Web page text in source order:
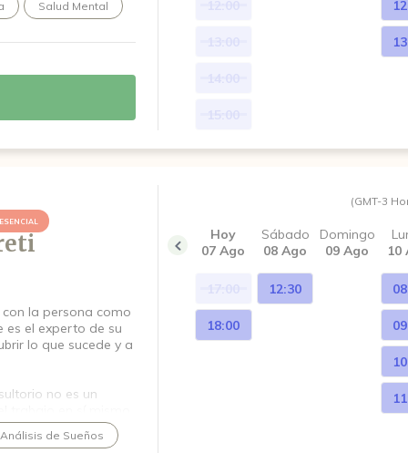
Salud Mental
la persona como
es el experto de su
lo que sucede y a
no es un
terapéutico
Análisis de Sueños
(GMT-3
Hoy
07 Ago
18:00
Sábado
08 Ago
12:30
Domingo
09 Ago
10